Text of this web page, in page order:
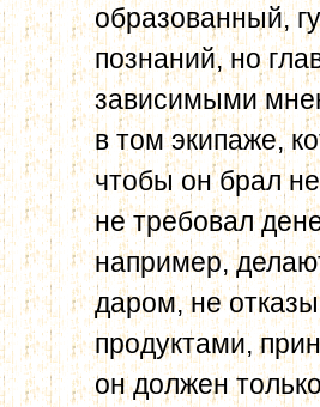
образованный,
познаний, но
зависимыми
в том эки­паже,
чтобы он брал
не требовал
например,
даром, не
продуктами,
он должен